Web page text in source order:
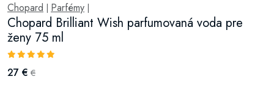
Chopard Parfémy
Chopard Brilliant Wish parfumovaná voda pre
ženy 75 ml
27 € €